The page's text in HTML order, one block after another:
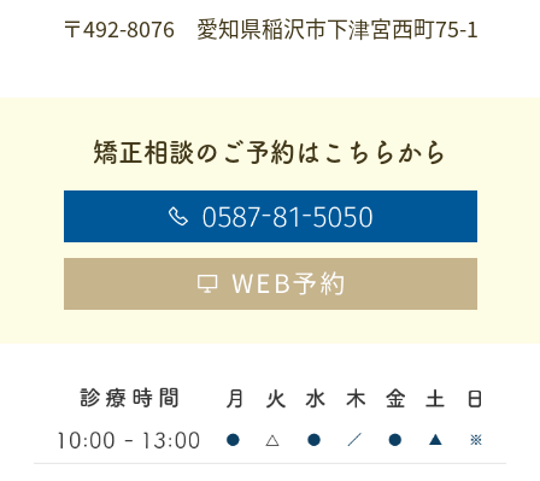
〒492-8076 愛知県稲沢市下津宮西町75-1
矯正相談のご予約はこちらから